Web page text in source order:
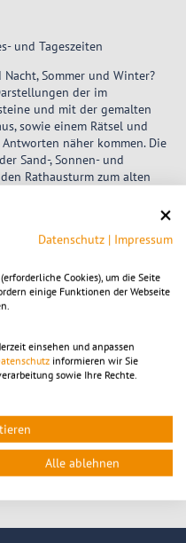
und Tageszeiten
Sommer und Winter?
der im
und mit der gemalten
sowie einem Rätsel und
näher kommen. Die
Sand-, Sonnen- und
Rathausturm zum alten
© KTP
Datenschutz | Impressum
Cookies), um die Seite
einige Funktionen der Webseite
einsehen und anpassen
informieren wir Sie
sowie Ihre Rechte.
Alle ablehnen